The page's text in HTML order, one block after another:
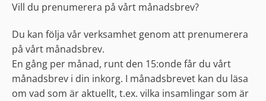
Vill du prenumerera på vårt månadsbrev?
Du kan följa vår verksamhet genom att prenumerera
på vårt månadsbrev.
En gång per månad, runt den 15:onde får du vårt
månadsbrev i din inkorg. I månadsbrevet kan du läsa
om vad som är aktuellt, t.ex. vilka insamlingar som är